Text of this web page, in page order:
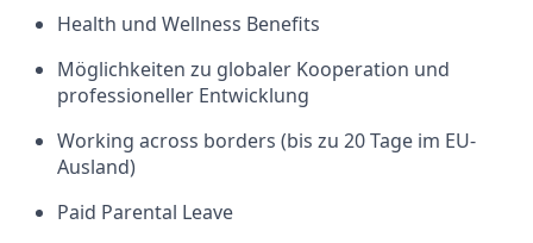
Health und Wellness Benefits
Möglichkeiten zu globaler Kooperation und
professioneller Entwicklung
Working across borders (bis zu 20 Tage im EU-
Ausland)
Paid Parental Leave